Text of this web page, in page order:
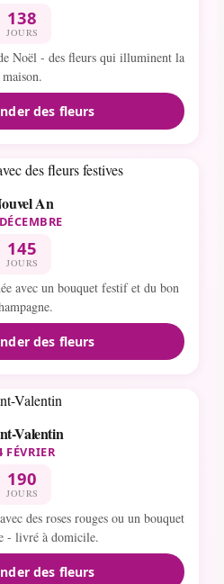
138
JOURS
Noël - des fleurs qui illuminent la
maison.
des fleurs
An
145
JOURS
avec un bouquet festif et du bon
des fleurs
Valentin
FÉVRIER
190
JOURS
des roses rouges ou un bouquet
- livré à domicile.
des fleurs